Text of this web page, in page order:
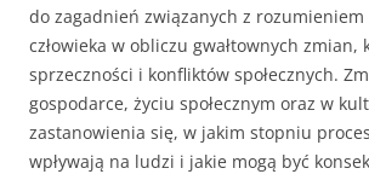
do zagadnień związanych z rozumieniem
człowieka w obliczu gwałtownych zmian,
sprzeczności i konfliktów społecznych.
gospodarce, życiu społecznym oraz w
zastanowienia się, w jakim stopniu
wpływają na ludzi i jakie mogą być